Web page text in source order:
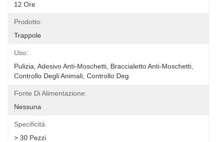
12 Ore
Prodotto:
Trappole
Uso:
Pulizia, Adesivo Anti-Moschetti, Braccialetto Anti-Moschetti,
Controllo Degli Animali, Controllo Deg
Fonte Di Alimentazione:
Nessuna
Specificità:
> 30 Pezzi